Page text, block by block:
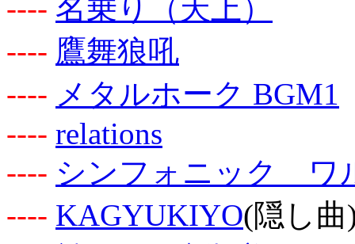
---- 名乗り（天上）
---- 鷹舞狼吼
---- メタルホーク BGM1
---- relations
---- シンフォニック ワ
---- KAGYUKIYO(隠し曲